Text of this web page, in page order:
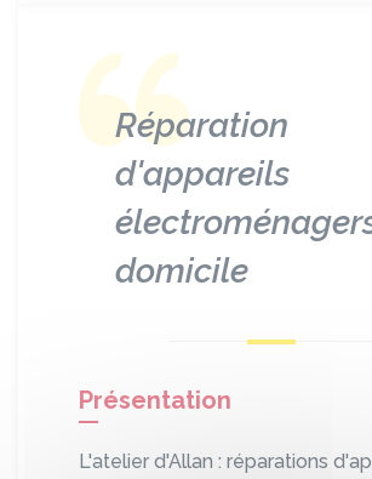
Réparation
d'appareils
domicile
Présentation
L'atelier d'Allan : réparations